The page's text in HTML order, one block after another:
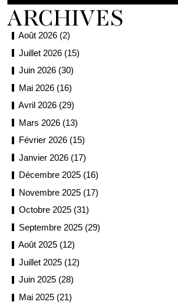
Août 2026 (2)
Juillet 2026 (15)
Juin 2026 (30)
Mai 2026 (16)
Avril 2026 (29)
Mars 2026 (13)
Février 2026 (15)
Janvier 2026 (17)
Décembre 2025 (16)
Novembre 2025 (17)
Octobre 2025 (31)
Septembre 2025 (29)
Août 2025 (12)
Juillet 2025 (12)
Juin 2025 (28)
Mai 2025 (21)